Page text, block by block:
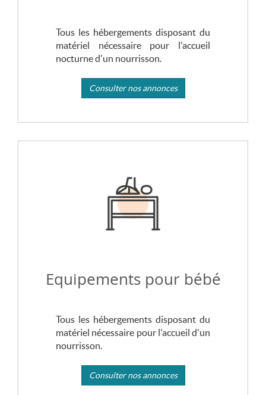
Tous les hébergements disposant du
matériel nécessaire pour l'accueil
nocturne d'un nourrisson.
Consulter nos annonces
Equipements pour bébé
Tous les hébergements disposant du
matériel nécessaire pour l'accueil d'un
nourrisson.
Consulter nos annonces